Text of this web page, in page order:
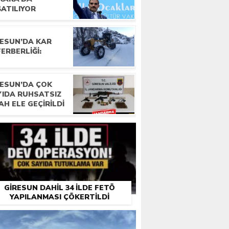
KAR
ÇOK
RUHSATSIZ
ELE GEÇIRILDI
GIRESUN DAHIL 34 ILDE FETÖ
YAPILANMASI ÇÖKERTILDI